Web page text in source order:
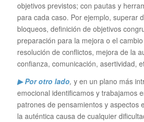
objetivos previstos; con pautas y
para cada caso. Por ejemplo, superar
bloqueos, definición de objetivos
preparación para la mejora o el
resolución de conflictos, mejora de la
confianza, comunicación, asertividad,
▶ Por otro lado, y en un plano más
emocional identificamos y trabajamos
patrones de pensamientos y aspectos
la auténtica causa de cualquier